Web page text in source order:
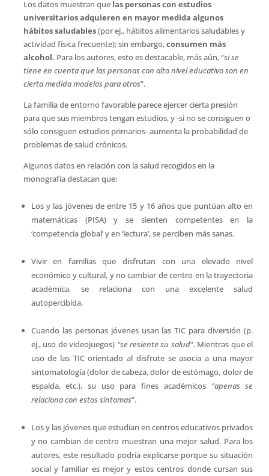
Los datos muestran quelas personas con estudios
universitarios adquieren en mayor medida algunos
hábitos saludables(por ej., hábitos alimentarios saludables y
actividad física frecuente); sin embargo,consumen más
alcohol. Para los autores, esto es destacable, más aún, “si se
tiene en cuenta que las personas con alto nivel educativo son en
cierta medida modelos para otros”.
La familia de entorno favorable parece ejercer cierta presión
para que sus miembros tengan estudios, y -si no se consiguen o
sólo consiguen estudios primarios- aumenta la probabilidad de
problemas de salud crónicos.
Algunos datos en relación con la salud recogidos en la
monografía destacan que:
Los y las jóvenes de entre 15 y 16 años que puntúan alto en
matemáticas (PISA) y se sienten competentes en la
‘competencia global’ y en ‘lectura’, se perciben más sanas.
Vivir en familias que disfrutan con una elevado nivel
económico y cultural, y no cambiar de centro en la trayectoria
académica, se relaciona con una excelente salud
autopercibida.
Cuando las personas jóvenes usan las TIC para diversión (p.
ej., uso de videojuegos) “se resiente su salud”. Mientras que el
uso de las TIC orientado al disfrute se asocia a una mayor
sintomatología (dolor de cabeza, dolor de estómago, dolor de
espalda, etc.), su uso para fines académicos “apenas se
relaciona con estos síntomas”.
Los y las jóvenes que estudian en centros educativos privados
y no cambian de centro muestran una mejor salud. Para los
autores, este resultado podría explicarse porque su situación
social y familiar es mejor y estos centros donde cursan sus